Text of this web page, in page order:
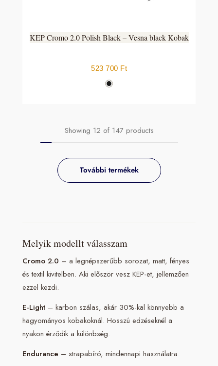
KEP Cromo 2.0 Polish Black – Vesna black Kobak
523 700 Ft
Showing 12 of 147 products
További termékek
Melyik modellt válasszam
Cromo 2.0 – a legnépszerűbb sorozat, matt, fényes
és textil kivitelben. Aki először vesz KEP-et, jellemzően
ezzel kezdi.
E-Light – karbon szálas, akár 30%-kal könnyebb a
hagyományos kobakoknál. Hosszú edzéseknél a
nyakon érződik a különbség.
Endurance – strapabíró, mindennapi használatra.